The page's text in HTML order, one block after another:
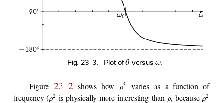
Fig. 23–3. Plot ofθ versus ω.
Figure 23–2 shows how ρ2
varies as a function of
frequency (ρ2 is physically more interesting than ρ, because ρ2